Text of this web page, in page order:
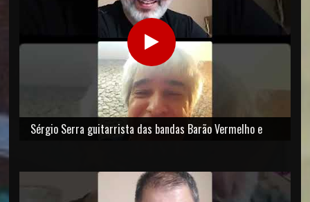
Sérgio Serra guitarrista das bandas Barão Vermelho e